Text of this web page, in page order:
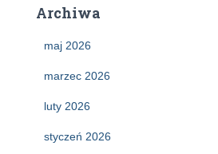
Archiwa
maj 2026
marzec 2026
luty 2026
styczeń 2026